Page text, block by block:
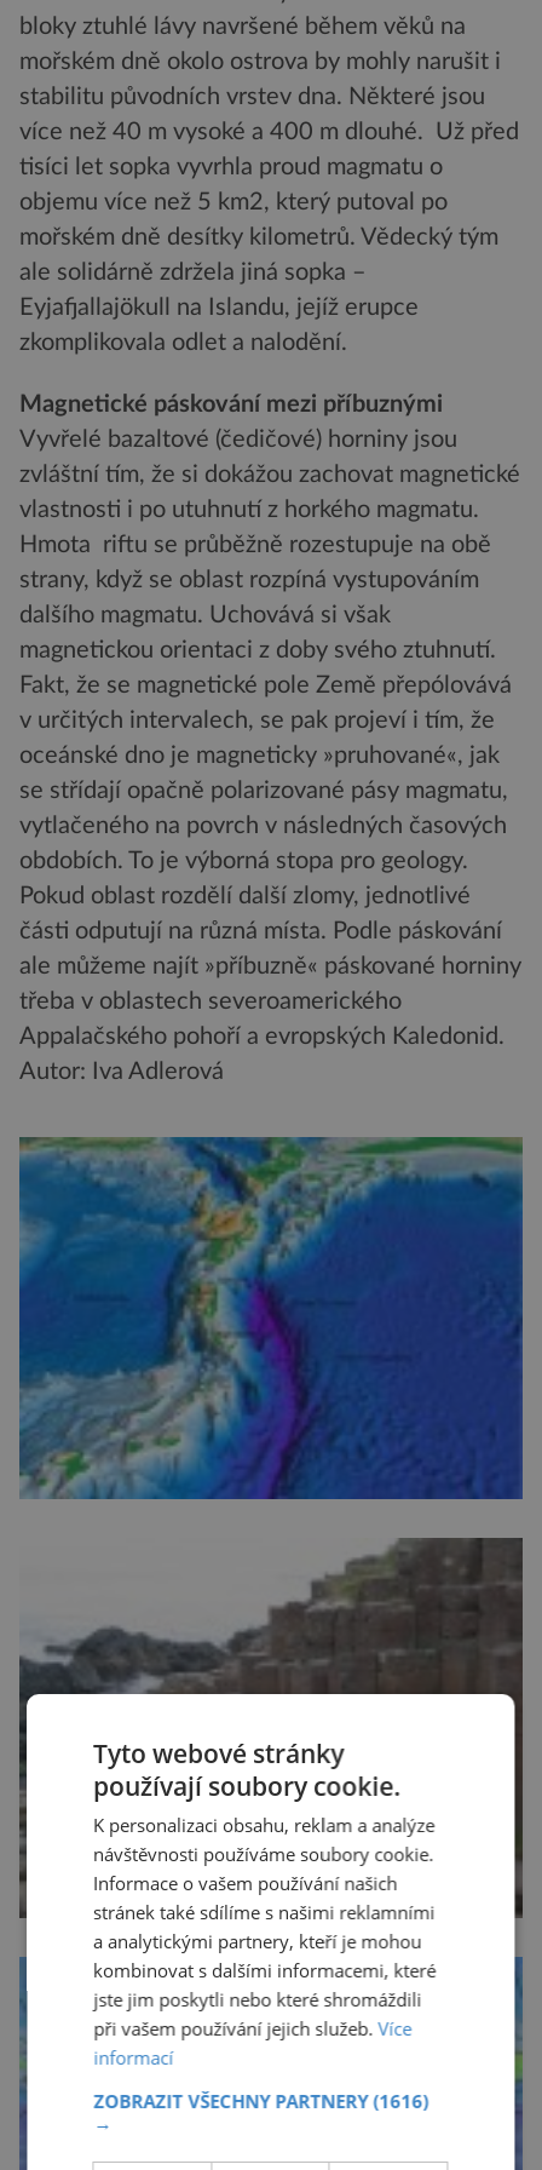
bloky ztuhlé lávy navršené během věků na
mořském dně okolo ostrova by mohly narušit i
stabilitu původních vrstev dna. Některé jsou
více než 40 m vysoké a 400 m dlouhé. Už před
tisíci let sopka vyvrhla proud magmatu o
objemu více než 5 km2, který putoval po
mořském dně desítky kilometrů. Vědecký tým
ale solidárně zdržela jiná sopka –
Eyjafjallajökull na Islandu, jejíž erupce
zkomplikovala odlet a nalodění.
Magnetické páskování mezi příbuznými
Vyvřelé bazaltové (čedičové) horniny jsou
zvláštní tím, že si dokážou zachovat magnetické
vlastnosti i po utuhnutí z horkého magmatu.
Hmota riftu se průběžně rozestupuje na obě
strany, když se oblast rozpíná vystupováním
dalšího magmatu. Uchovává si však
magnetickou orientaci z doby svého ztuhnutí.
Fakt, že se magnetické pole Země přepólovává
v určitých intervalech, se pak projeví i tím, že
oceánské dno je magneticky »pruhované«, jak
se střídají opačně polarizované pásy magmatu,
vytlačeného na povrch v následných časových
obdobích. To je výborná stopa pro geology.
Pokud oblast rozdělí další zlomy, jednotlivé
části odputují na různá místa. Podle páskování
ale můžeme najít »příbuzně« páskované horniny
třeba v oblastech severoamerického
Appalačského pohoří a evropských Kaledonid.
Autor: Iva Adlerová
Tyto webové stránky
používají soubory cookie.
K personalizaci obsahu, reklam a analýze
návštěvnosti používáme soubory cookie.
Informace o vašem používání našich
stránek také sdílíme s našimi reklamními
a analytickými partnery, kteří je mohou
kombinovat s dalšími informacemi, které
jste jim poskytli nebo které shromáždili
při vašem používání jejich služeb.Více
informací
ZOBRAZIT VŠECHNY PARTNERY(1616)
→